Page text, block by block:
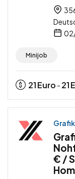
Minijob
21Euro - 21
€ /